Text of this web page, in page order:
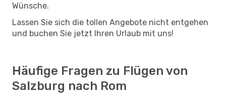
Wünsche.
Lassen Sie sich die tollen Angebote nicht entgehen
und buchen Sie jetzt Ihren Urlaub mit uns!
Häufige Fragen zu Flügen von
Salzburg nach Rom